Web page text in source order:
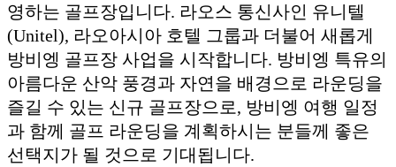
영하는 골프장입니다. 라오스 통신사인 유니텔
(Unitel), 라오아시아 호텔 그룹과 더불어 새롭게
방비엥 골프장 사업을 시작합니다. 방비엥 특유의
아름다운 산악 풍경과 자연을 배경으로 라운딩을
즐길 수 있는 신규 골프장으로, 방비엥 여행 일정
과 함께 골프 라운딩을 계획하시는 분들께 좋은
선택지가 될 것으로 기대됩니다.